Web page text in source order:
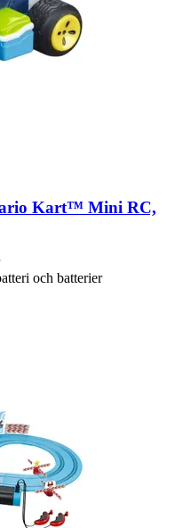
Kart™ Mini RC,
och batterier